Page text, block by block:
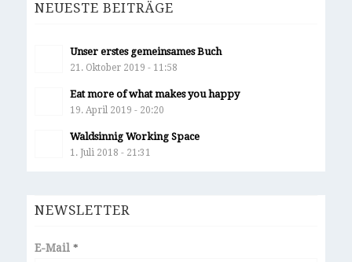
NEUESTE BEITRÄGE
Unser erstes gemeinsames Buch
21. Oktober 2019 - 11:58
Eat more of what makes you happy
19. April 2019 - 20:20
Waldsinnig Working Space
1. Juli 2018 - 21:31
NEWSLETTER
E-Mail *